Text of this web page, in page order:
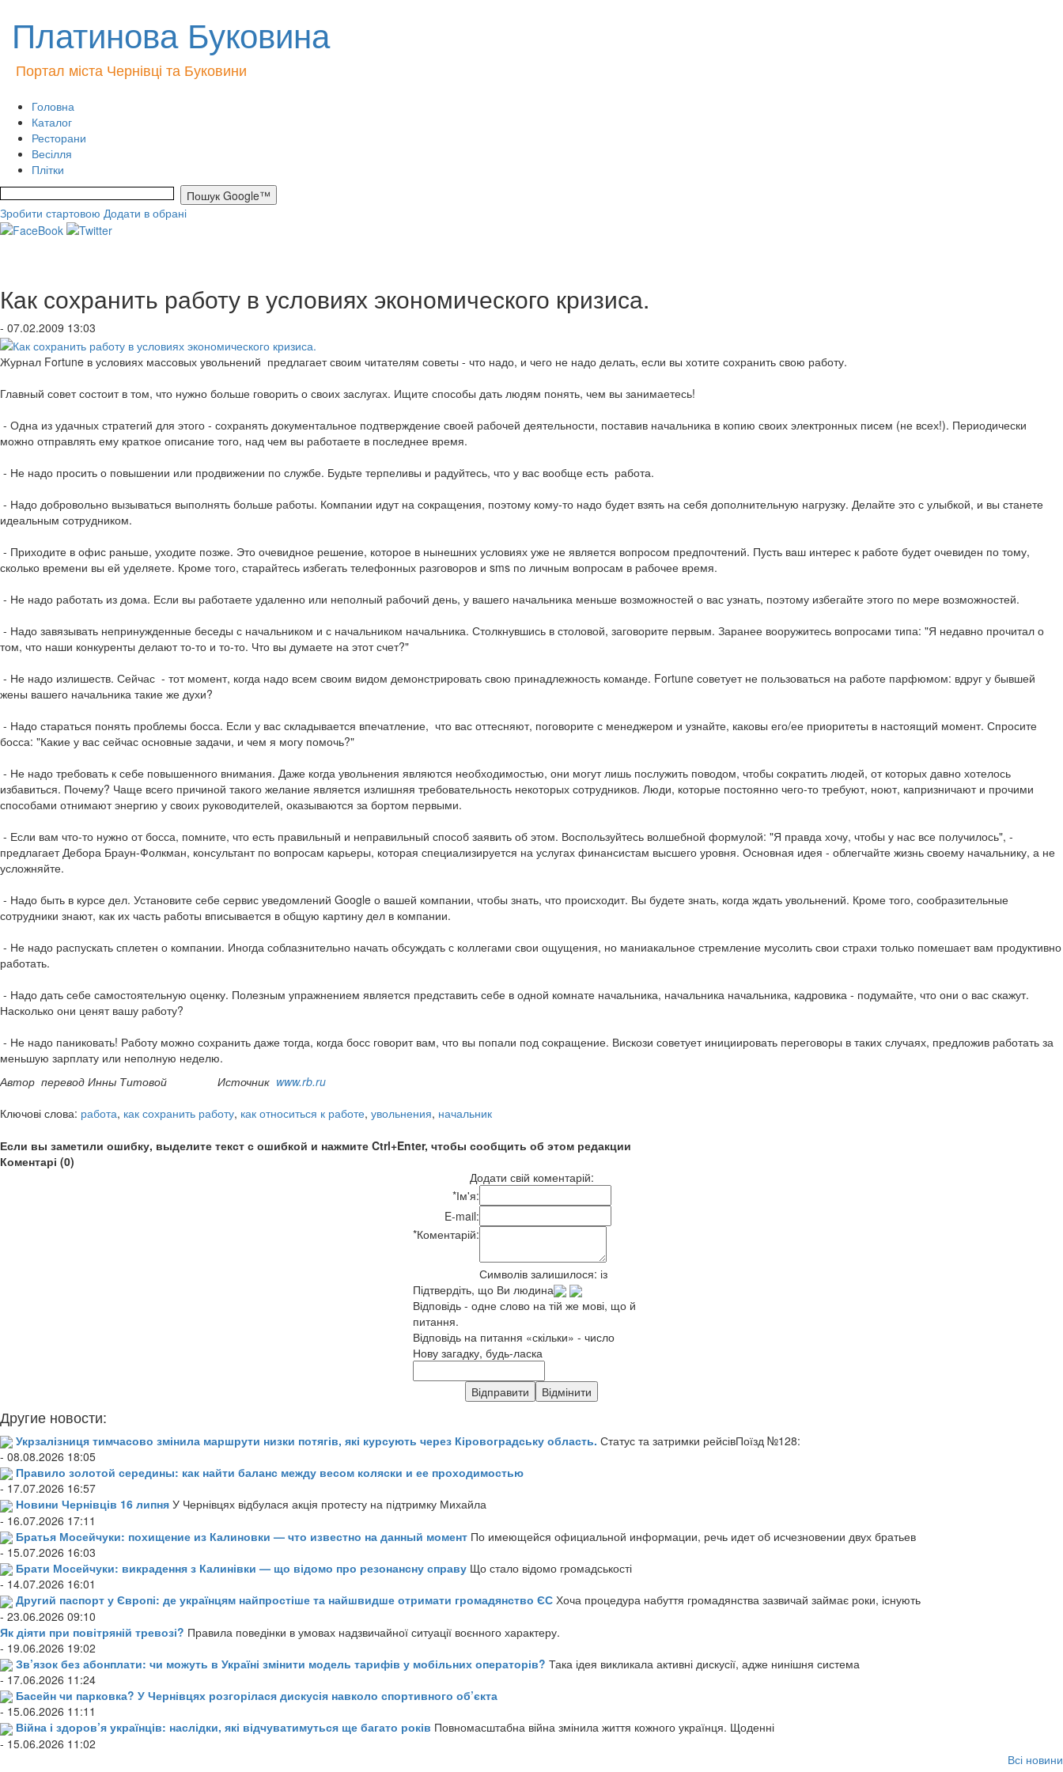
Платинова Буковина
Портал міста Чернівці та Буковини
Головна
Каталог
Ресторани
Весілля
Плітки
Зробити стартовою Додати в обрані
Как сохранить работу в условиях экономического кризиса.
- 07.02.2009 13:03
Журнал Fortune в условиях массовых увольнений предлагает своим читателям советы - что надо, и чего не надо делать, если вы хотите сохранить свою работу.
Главный совет состоит в том, что нужно больше говорить о своих заслугах. Ищите способы дать людям понять, чем вы занимаетесь!
- Одна из удачных стратегий для этого - сохранять документальное подтверждение своей рабочей деятельности, поставив начальника в копию своих электронных писем (не всех!). Периодически
можно отправлять ему краткое описание того, над чем вы работаете в последнее время.
- Не надо просить о повышении или продвижении по службе. Будьте терпеливы и радуйтесь, что у вас вообще есть работа.
- Надо добровольно вызываться выполнять больше работы. Компании идут на сокращения, поэтому кому-то надо будет взять на себя дополнительную нагрузку. Делайте это с улыбкой, и вы станете
идеальным сотрудником.
- Приходите в офис раньше, уходите позже. Это очевидное решение, которое в нынешних условиях уже не является вопросом предпочтений. Пусть ваш интерес к работе будет очевиден по тому,
сколько времени вы ей уделяете. Кроме того, старайтесь избегать телефонных разговоров и sms по личным вопросам в рабочее время.
- Не надо работать из дома. Если вы работаете удаленно или неполный рабочий день, у вашего начальника меньше возможностей о вас узнать, поэтому избегайте этого по мере возможностей.
- Надо завязывать непринужденные беседы с начальником и с начальником начальника. Столкнувшись в столовой, заговорите первым. Заранее вооружитесь вопросами типа: "Я недавно прочитал о
том, что наши конкуренты делают то-то и то-то. Что вы думаете на этот счет?"
- Не надо излишеств. Сейчас - тот момент, когда надо всем своим видом демонстрировать свою принадлежность команде. Fortune советует не пользоваться на работе парфюмом: вдруг у бывшей
жены вашего начальника такие же духи?
- Надо стараться понять проблемы босса. Если у вас складывается впечатление, что вас оттесняют, поговорите с менеджером и узнайте, каковы его/ее приоритеты в настоящий момент. Спросите
босса: "Какие у вас сейчас основные задачи, и чем я могу помочь?"
- Не надо требовать к себе повышенного внимания. Даже когда увольнения являются необходимостью, они могут лишь послужить поводом, чтобы сократить людей, от которых давно хотелось
избавиться. Почему? Чаще всего причиной такого желание является излишняя требовательность некоторых сотрудников. Люди, которые постоянно чего-то требуют, ноют, капризничают и прочими
способами отнимают энергию у своих руководителей, оказываются за бортом первыми.
- Если вам что-то нужно от босса, помните, что есть правильный и неправильный способ заявить об этом. Воспользуйтесь волшебной формулой: "Я правда хочу, чтобы у нас все получилось", -
предлагает Дебора Браун-Фолкман, консультант по вопросам карьеры, которая специализируется на услугах финансистам высшего уровня. Основная идея - облегчайте жизнь своему начальнику, а не
усложняйте.
- Надо быть в курсе дел. Установите себе сервис уведомлений Google о вашей компании, чтобы знать, что происходит. Вы будете знать, когда ждать увольнений. Кроме того, сообразительные
сотрудники знают, как их часть работы вписывается в общую картину дел в компании.
- Не надо распускать сплетен о компании. Иногда соблазнительно начать обсуждать с коллегами свои ощущения, но маниакальное стремление мусолить свои страхи только помешает вам продуктивно
работать.
- Надо дать себе самостоятельную оценку. Полезным упражнением является представить себе в одной комнате начальника, начальника начальника, кадровика - подумайте, что они о вас скажут.
Насколько они ценят вашу работу?
- Не надо паниковать! Работу можно сохранить даже тогда, когда босс говорит вам, что вы попали под сокращение. Вискози советует инициировать переговоры в таких случаях, предложив работать за
меньшую зарплату или неполную неделю.
Автор перевод Инны Титовой
Источник www.rb.ru
Ключові слова: работа, как сохранить работу, как относиться к работе, увольнения, начальник
Если вы заметили ошибку, выделите текст с ошибкой и нажмите Ctrl+Enter, чтобы сообщить об этом редакции
Коментарі (0)
Додати свій коментарій:
*Ім'я:
E-mail:
*Коментарій:
Символів залишилося: із
Підтвердіть, що Ви людина
Відповідь - одне слово на тій же мові, що й
питання.
Відповідь на питання «скільки» - число
Нову загадку, будь-ласка
Другие новости:
Укрзалізниця тимчасово змінила маршрути низки потягів, які курсують через Кіровоградську область. Статус та затримки рейсівПоїзд №128:
- 08.08.2026 18:05
Правило золотой середины: как найти баланс между весом коляски и ее проходимостью
- 17.07.2026 16:57
Новини Чернівців 16 липня У Чернівцях відбулася акція протесту на підтримку Михайла
- 16.07.2026 17:11
Братья Мосейчуки: похищение из Калиновки — что известно на данный момент По имеющейся официальной информации, речь идет об исчезновении двух братьев
- 15.07.2026 16:03
Брати Мосейчуки: викрадення з Калинівки — що відомо про резонансну справу Що стало відомо громадськості
- 14.07.2026 16:01
Другий паспорт у Європі: де українцям найпростіше та найшвидше отримати громадянство ЄС Хоча процедура набуття громадянства зазвичай займає роки, існують
- 23.06.2026 09:10
Як діяти при повітряній тревозі? Правила поведінки в умовах надзвичайної ситуації воєнного характеру.
- 19.06.2026 19:02
Зв’язок без абонплати: чи можуть в Україні змінити модель тарифів у мобільних операторів? Така ідея викликала активні дискусії, адже нинішня система
- 17.06.2026 11:24
Басейн чи парковка? У Чернівцях розгорілася дискусія навколо спортивного об’єкта
- 15.06.2026 11:11
Війна і здоров’я українців: наслідки, які відчуватимуться ще багато років Повномасштабна війна змінила життя кожного українця. Щоденні
- 15.06.2026 11:02
Всі новини